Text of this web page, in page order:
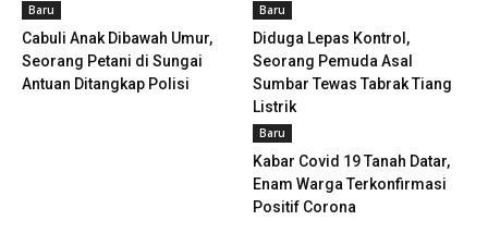
Baru
Cabuli Anak Dibawah Umur,
Seorang Petani di Sungai
Antuan Ditangkap Polisi
Baru
Diduga Lepas Kontrol,
Seorang Pemuda Asal
Sumbar Tewas Tabrak Tiang
Listrik
Baru
Kabar Covid 19 Tanah Datar,
Enam Warga Terkonfirmasi
Positif Corona